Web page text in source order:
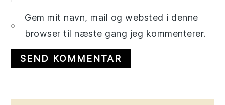
Gem mit navn, mail og websted i denne
browser til næste gang jeg kommenterer.